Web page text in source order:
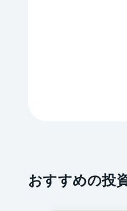
おすすめの投